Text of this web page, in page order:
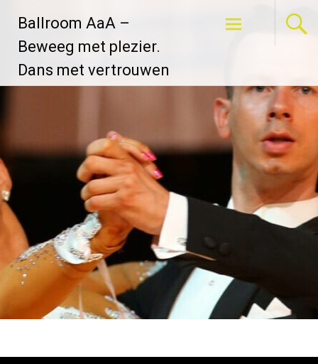
naarBallroom AaA –
Beweeg met plezier.
Dans met vertrouwen